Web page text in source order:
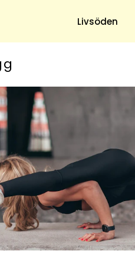
Livsöden
& Trädgård
Hushåll
& Dryck
& Antikt
DIY - Gör Det Själv